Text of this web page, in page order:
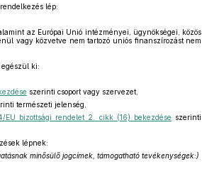
lép:
az Európai Unió intézményei, ügynökségei, közös
vagy közvetve nem tartozó uniós finanszírozást nem
egészül ki:
szerinti csoport vagy szervezet,
természeti jelenség,
EU bizottsági rendelet 2. cikk (16) bekezdése szerinti
lépnek:
minősülő jogcímek, támogatható tevékenységek:)